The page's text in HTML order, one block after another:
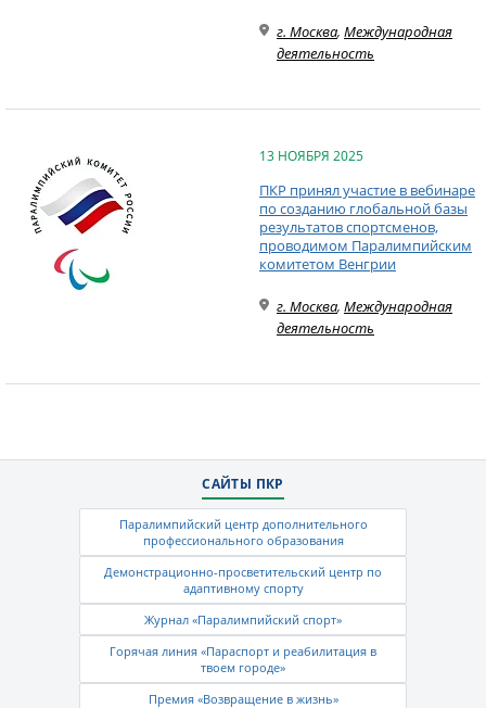
г. Москва, Международная
деятельность
13 НОЯБРЯ 2025
ПКР принял участие в вебинаре
по созданию глобальной базы
результатов спортсменов,
проводимом Паралимпийским
комитетом Венгрии
г. Москва, Международная
деятельность
САЙТЫ ПКР
Паралимпийский центр дополнительного
профессионального образования
Демонстрационно-просветительский центр по
адаптивному спорту
Журнал «Паралимпийский спорт»
Горячая линия «Параспорт и реабилитация в
твоем городе»
Премия «Возвращение в жизнь»